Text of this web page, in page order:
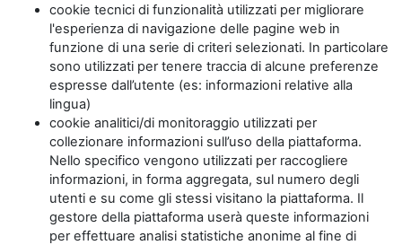
cookie tecnici di funzionalità utilizzati per migliorare
l'esperienza di navigazione delle pagine web in
funzione di una serie di criteri selezionati. In particolare
sono utilizzati per tenere traccia di alcune preferenze
espresse dall’utente (es: informazioni relative alla
lingua)
cookie analitici/di monitoraggio utilizzati per
collezionare informazioni sull’uso della piattaforma.
Nello specifico vengono utilizzati per raccogliere
informazioni, in forma aggregata, sul numero degli
utenti e su come gli stessi visitano la piattaforma. Il
gestore della piattaforma userà queste informazioni
per effettuare analisi statistiche anonime al fine di